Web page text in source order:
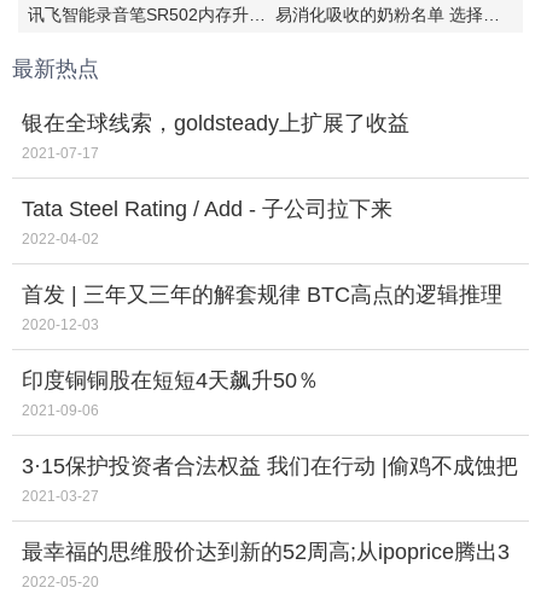
最新热点
银在全球线索，goldsteady上扩展了收益
2021-07-17
Tata Steel Rating / Add - 子公司拉下来
2022-04-02
首发 | 三年又三年的解套规律 BTC高点的逻辑推理
2020-12-03
印度铜铜股在短短4天飙升50％
2021-09-06
3·15保护投资者合法权益 我们在行动 |偷鸡不成蚀把
米，泄露内幕要不得
2021-03-27
最幸福的思维股价达到新的52周高;从ipoprice腾出3
次
2022-05-20